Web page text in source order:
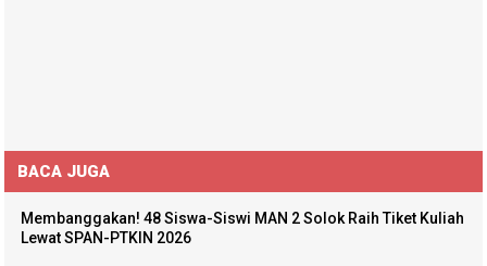
BACA JUGA
Membanggakan! 48 Siswa-Siswi MAN 2 Solok Raih Tiket Kuliah
Lewat SPAN-PTKIN 2026